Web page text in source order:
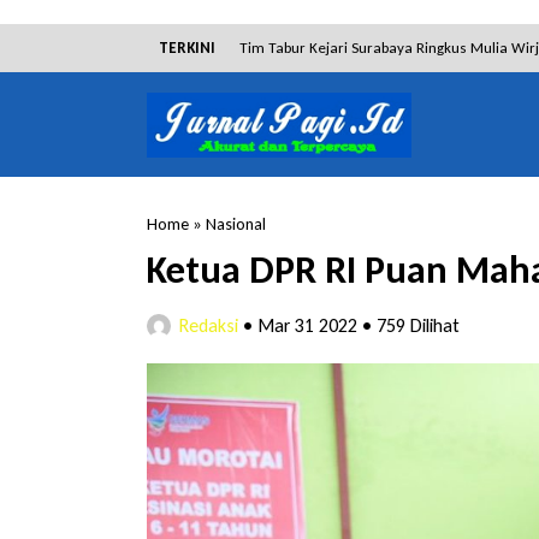
TERKINI Tim Tabur Kejari Surabaya Ringkus Mulia
Lakukan Pencurian dengan Pemberatan,
RSUD Bangil Raih Penghargaan Internasional
Dibantah Terdakwa Ranto Hensa, Salim
Home » Nasional
Ketua DPR RI Puan
Redaksi • Mar 31 2022 • 759 Dilihat